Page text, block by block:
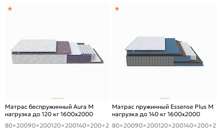
Матрас беспружинный Aura М
нагрузка до 120 кг 1600x2000
80×20090×200120×200140×200+2
Матрас пружинный Essense Plus M
нагрузка до 140 кг 1600x2000
80×20090×200120×200140×200+2